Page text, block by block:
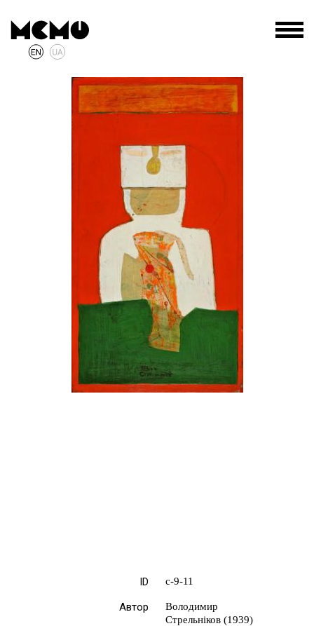
ID с-9-11
Автор
Володимир
Стрельніков (1939)